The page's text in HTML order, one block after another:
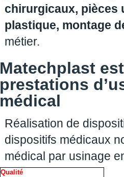
chirurgicaux, pièces
plastique, montage
métier.
Matechplast
prestations
médical
Réalisation de
dispositifs médicaux
médical par usinage
Qualité